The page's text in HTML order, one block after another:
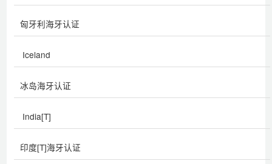
匈牙利海牙认证
Iceland
冰岛海牙认证
India[T]
印度[T]海牙认证